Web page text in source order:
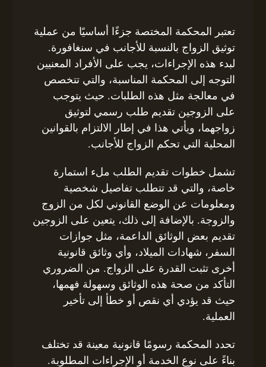
تعتبر المحكمة المختصة جزءًا أساسيًا من عملية
توثيق الزواج بالنسبة للأجانب في سنغافورة.
لبدء هذه الإجراءات، يجب على الأفراد المعنيين
التوجه إلى المحكمة المناسبة، والتي تتخصص
في معالجة مثل هذه الطلبات. حيث يتوجب
على الزوجين تقديم طلب رسمي لتوثيق
زواجهما، ويأتي هذا في إطار الالتزام بالقوانين
المحلية التي تحكم الزواج للأجانب.
تشمل خطوات تقديم الطلب ملء استمارة
خاصة، والتي قد تتطلب تفاصيل شخصية
ومعلومات عن الوضع القانوني لكل من الزوج
والزوجة. بالإضافة إلى ذلك، يتعين على الزوجين
تقديم بعض الوثائق الداعمة، مثل جوازات
السفر، شهادات الميلاد، وأي وثائق قانونية
أخرى تثبت القدرة على الزواج. من الضروري
التأكد من صحة هذه الوثائق وسهولة فهمها،
حيث قد يؤدي أي نقص أو خطأ إلى تأخير
العملية.
تحدد المحكمة رسومًا قانونية معينة قد تختلف
بناءً على نوع الخدمة أو الإجراءات المطلوبة.